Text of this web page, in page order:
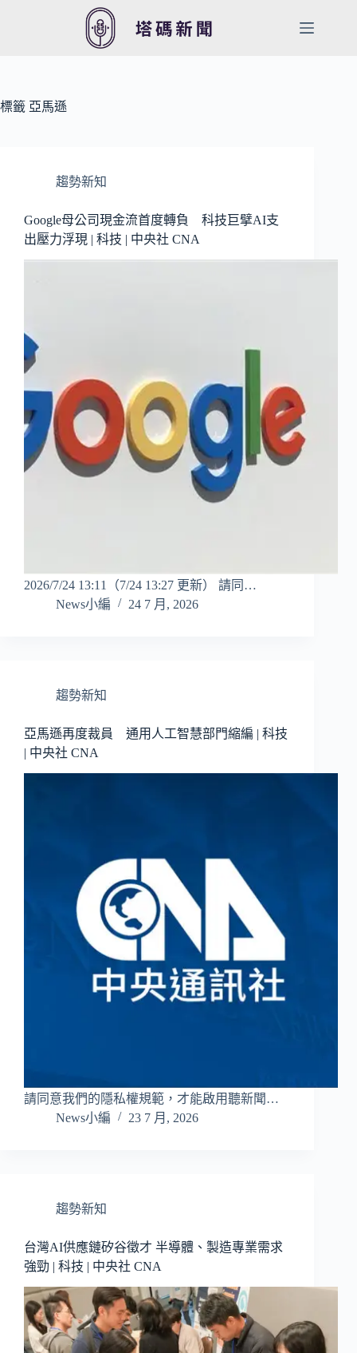
容
標籤 亞馬遜
趨勢新知
Google母公司現金流首度轉負 科技巨擘AI支
出壓力浮現 | 科技 | 中央社 CNA
2026/7/24 13:11（7/24 13:27 更新） 請同…
News小編
24 7 月, 2026
趨勢新知
亞馬遜再度裁員 通用人工智慧部門縮編 | 科技
| 中央社 CNA
請同意我們的隱私權規範，才能啟用聽新聞…
News小編
23 7 月, 2026
趨勢新知
台灣AI供應鏈矽谷徵才 半導體、製造專業需求
強勁 | 科技 | 中央社 CNA